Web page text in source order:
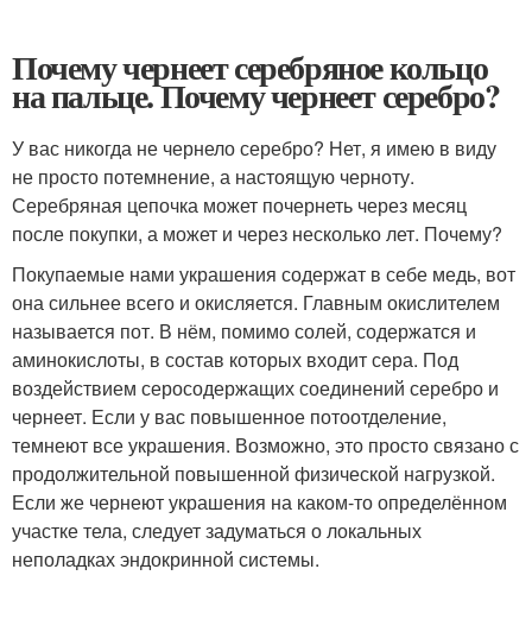
Почему чернеет серебряное кольцо
на пальце. Почему чернеет серебро?
У вас никогда не чернело серебро? Нет, я имею в виду
не просто потемнение, а настоящую черноту.
Серебряная цепочка может почернеть через месяц
после покупки, а может и через несколько лет. Почему?
Покупаемые нами украшения содержат в себе медь, вот
она сильнее всего и окисляется. Главным окислителем
называется пот. В нём, помимо солей, содержатся и
аминокислоты, в состав которых входит сера. Под
воздействием серосодержащих соединений серебро и
чернеет. Если у вас повышенное потоотделение,
темнеют все украшения. Возможно, это просто связано с
продолжительной повышенной физической нагрузкой.
Если же чернеют украшения на каком-то определённом
участке тела, следует задуматься о локальных
неполадках эндокринной системы.